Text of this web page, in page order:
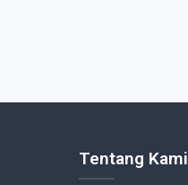
Tentang Kami